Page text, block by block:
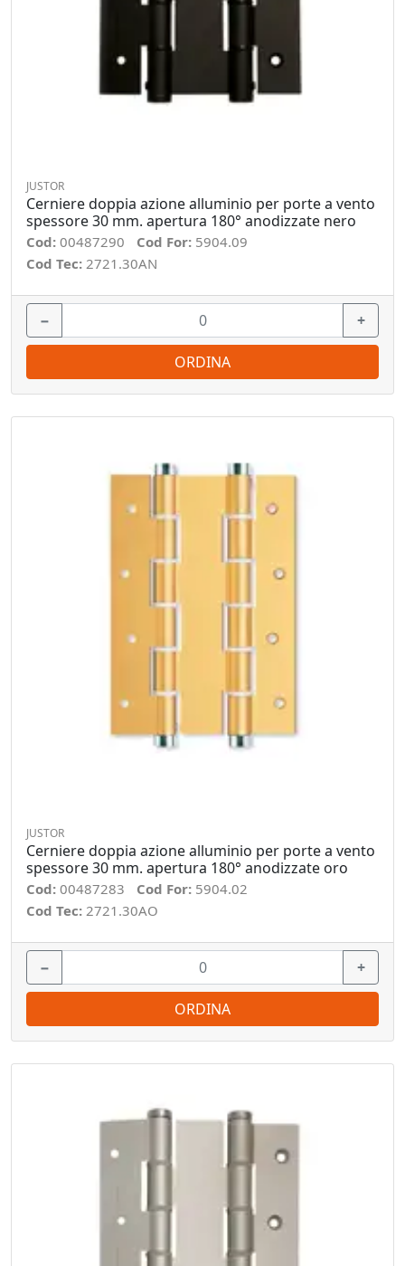
JUSTOR
Cerniere doppia azione alluminio per porte a vento
spessore 30 mm. apertura 180° anodizzate nero
Cod: 00487290 Cod For: 5904.09
Cod Tec: 2721.30AN
− +
ORDINA
JUSTOR
Cerniere doppia azione alluminio per porte a vento
spessore 30 mm. apertura 180° anodizzate oro
Cod: 00487283 Cod For: 5904.02
Cod Tec: 2721.30AO
− +
ORDINA